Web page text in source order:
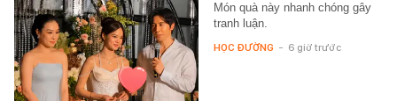
Món quà này nhanh chóng gây
tranh luận.
HỌC ĐƯỜNG - 6 giờ trước